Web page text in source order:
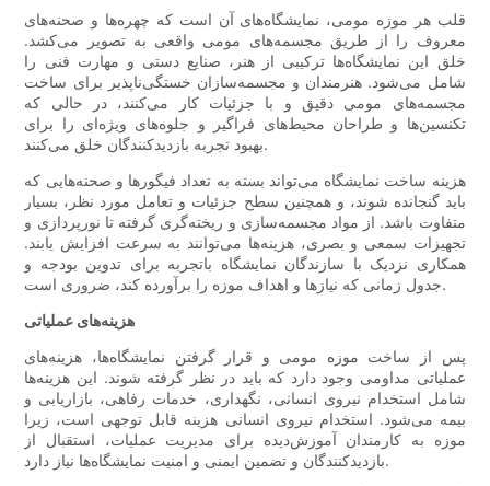
قلب هر موزه مومی، نمایشگاه‌های آن است که چهره‌ها و صحنه‌های
معروف را از طریق مجسمه‌های مومی واقعی به تصویر می‌کشد.
خلق این نمایشگاه‌ها ترکیبی از هنر، صنایع دستی و مهارت فنی را
شامل می‌شود. هنرمندان و مجسمه‌سازان خستگی‌ناپذیر برای ساخت
مجسمه‌های مومی دقیق و با جزئیات کار می‌کنند، در حالی که
تکنسین‌ها و طراحان محیط‌های فراگیر و جلوه‌های ویژه‌ای را برای
بهبود تجربه بازدیدکنندگان خلق می‌کنند.
هزینه ساخت نمایشگاه می‌تواند بسته به تعداد فیگورها و صحنه‌هایی که
باید گنجانده شوند، و همچنین سطح جزئیات و تعامل مورد نظر، بسیار
متفاوت باشد. از مواد مجسمه‌سازی و ریخته‌گری گرفته تا نورپردازی و
تجهیزات سمعی و بصری، هزینه‌ها می‌توانند به سرعت افزایش یابند.
همکاری نزدیک با سازندگان نمایشگاه باتجربه برای تدوین بودجه و
جدول زمانی که نیازها و اهداف موزه را برآورده کند، ضروری است.
هزینه‌های عملیاتی
پس از ساخت موزه مومی و قرار گرفتن نمایشگاه‌ها، هزینه‌های
عملیاتی مداومی وجود دارد که باید در نظر گرفته شوند. این هزینه‌ها
شامل استخدام نیروی انسانی، نگهداری، خدمات رفاهی، بازاریابی و
بیمه می‌شود. استخدام نیروی انسانی هزینه قابل توجهی است، زیرا
موزه به کارمندان آموزش‌دیده برای مدیریت عملیات، استقبال از
بازدیدکنندگان و تضمین ایمنی و امنیت نمایشگاه‌ها نیاز دارد.